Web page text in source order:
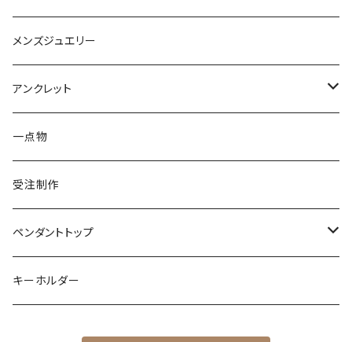
エメラルド
ペリドット
パール
カラーストーン
パール
K18
ダイヤモンド
カラーストーン
シルバー
カラーストーン
海の生き物
ムーンストーン
こうもり
ハリネズミ
フクロウ
ムーンストーン
レインボームーンストーン（ラブラドライト）
ガーネット
オパール
アクアマリン
クォーツ
ガーネット
鳥
カラーストーン
シルバー
そのほかの動物
ムーンストーン
ブルートパーズ
K18
ダイヤモンド
カラーストーン
K10
ダイヤモンド
カラーストーン
シルバー
ダイヤモンド
亀
そのほかの動物
シルバー
メンズジュエリー
アンクレット
シルバー
一点物
受注制作
ペンダントトップ
フクロウ
キーホルダー